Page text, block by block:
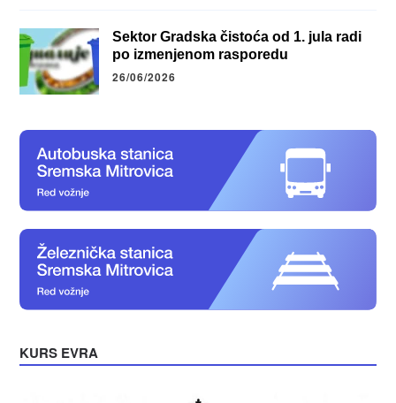
Sektor Gradska čistoća od 1. jula radi
po izmenjenom rasporedu
26/06/2026
KURS EVRA